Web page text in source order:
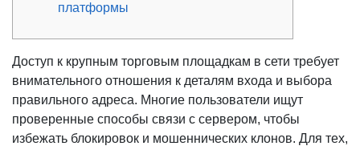
платформы
Доступ к крупным торговым площадкам в сети требует
внимательного отношения к деталям входа и выбора
правильного адреса. Многие пользователи ищут
проверенные способы связи с сервером, чтобы
избежать блокировок и мошеннических клонов. Для тех,